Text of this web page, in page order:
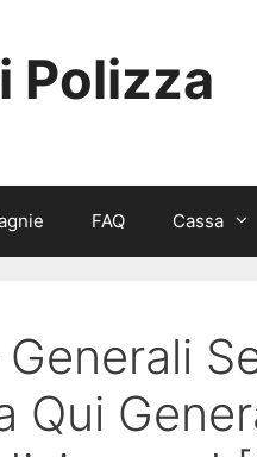
Polizza
FAQ Cassa
Qui